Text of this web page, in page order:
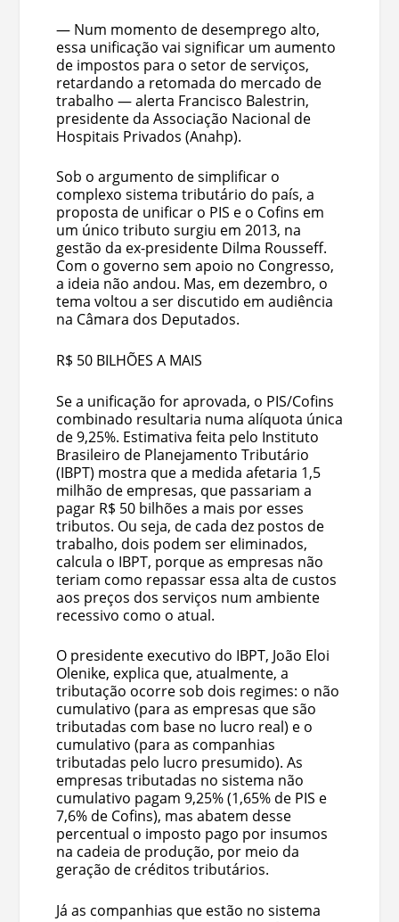
— Num momento de desemprego alto,
essa unificação vai significar um aumento
de impostos para o setor de serviços,
retardando a retomada do mercado de
trabalho — alerta Francisco Balestrin,
presidente da Associação Nacional de
Hospitais Privados (Anahp).
Sob o argumento de simplificar o
complexo sistema tributário do país, a
proposta de unificar o PIS e o Cofins em
um único tributo surgiu em 2013, na
gestão da ex-presidente Dilma Rousseff.
Com o governo sem apoio no Congresso,
a ideia não andou. Mas, em dezembro, o
tema voltou a ser discutido em audiência
na Câmara dos Deputados.
R$ 50 BILHÕES A MAIS
Se a unificação for aprovada, o PIS/Cofins
combinado resultaria numa alíquota única
de 9,25%. Estimativa feita pelo Instituto
Brasileiro de Planejamento Tributário
(IBPT) mostra que a medida afetaria 1,5
milhão de empresas, que passariam a
pagar R$ 50 bilhões a mais por esses
tributos. Ou seja, de cada dez postos de
trabalho, dois podem ser eliminados,
calcula o IBPT, porque as empresas não
teriam como repassar essa alta de custos
aos preços dos serviços num ambiente
recessivo como o atual.
O presidente executivo do IBPT, João Eloi
Olenike, explica que, atualmente, a
tributação ocorre sob dois regimes: o não
cumulativo (para as empresas que são
tributadas com base no lucro real) e o
cumulativo (para as companhias
tributadas pelo lucro presumido). As
empresas tributadas no sistema não
cumulativo pagam 9,25% (1,65% de PIS e
7,6% de Cofins), mas abatem desse
percentual o imposto pago por insumos
na cadeia de produção, por meio da
geração de créditos tributários.
Já as companhias que estão no sistema